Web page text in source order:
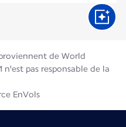
de World
pas responsable de la
EnVols